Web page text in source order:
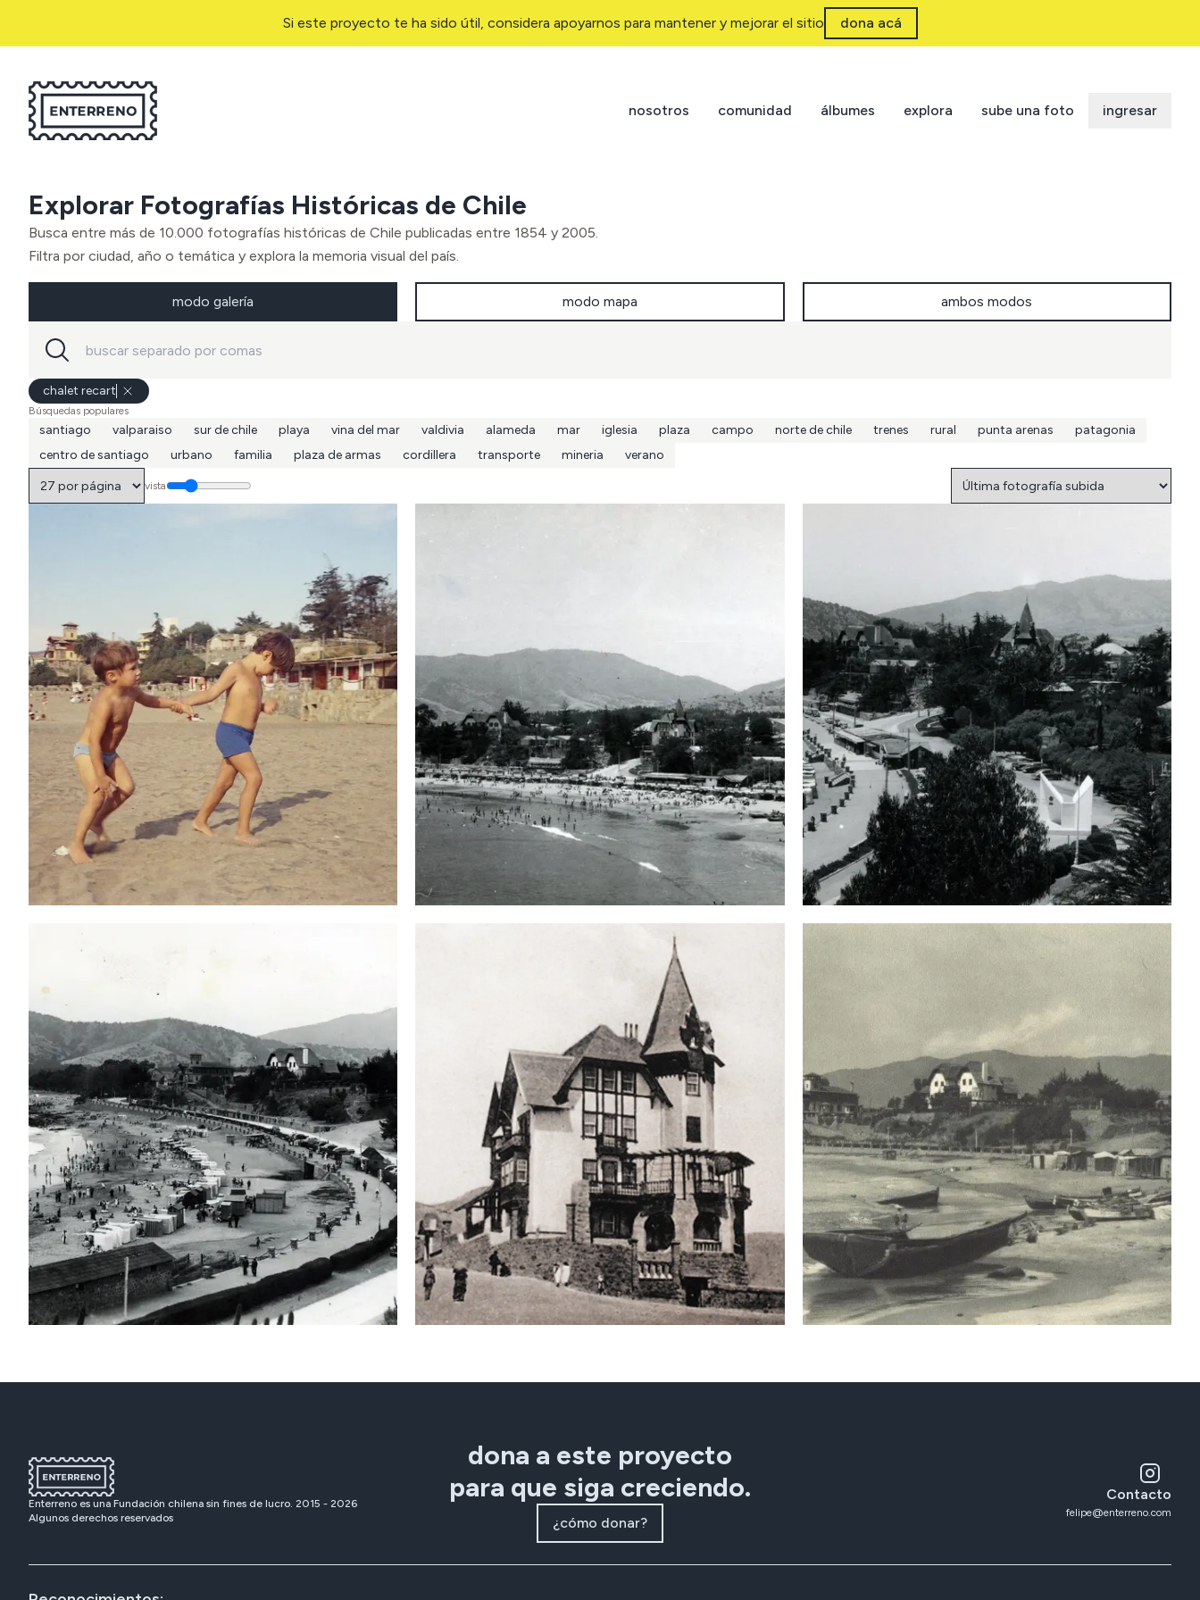
Si este proyecto te ha sido útil, considera apoyarnos para mantener y mejorar el sitio dona acá
nosotros comunidad álbumes explora sube una foto ingresar
Explorar Fotografías Históricas de Chile
Busca entre más de 10.000 fotografías históricas de Chile publicadas entre 1854 y 2005.
Filtra por ciudad, año o temática y explora la memoria visual del país.
modo galería modo mapa ambos modos
chalet recart
Búsquedas populares
santiago valparaiso sur de chile playa vina del mar valdivia alameda mar iglesia plaza campo norte de chile trenes rural punta arenas
patagonia
centro de santiago
urbano familia plaza de armas cordillera transporte mineria verano
vista
Enterreno es una Fundación chilena sin fines de lucro. 2015 - 2026
Algunos derechos reservados
dona a este proyecto
para que siga creciendo.
¿cómo donar?
Contacto
felipe@enterreno.com